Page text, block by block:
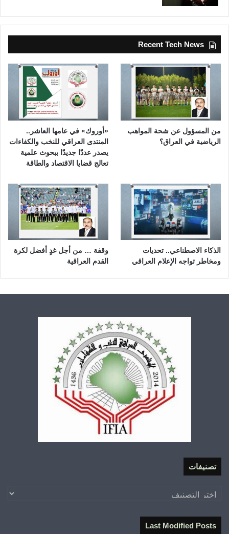
Recent Tech News
من المسؤول عن شحة المواهب
الرياضية في العراق؟
«أوروك» في عامها العاشر..
المنتدى العراقي للنخب والكفاءات
يصدر عددًا جديدًا ببحوث علمية
تعالج قضايا الاقتصاد والطاقة
الذكاء الاصطناعي.. تحديات
ومخاطر تواجه الإعلام العراقي
وقفة … من أجل غدٍ أفضل لكرة
القدم العراقية
تصنيفات
تصنيفات
Last Modified Posts